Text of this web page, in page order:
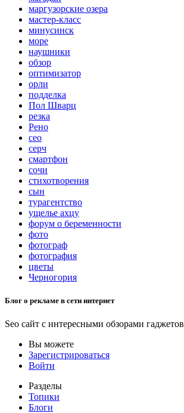
маргузорские озера
мастер-класс
минусинск
море
наушники
обзор
оптимизатор
орли
подделка
Пол Шварц
резка
Рено
сео
серч
смартфон
сочи
стихотворения
сын
турагентство
ущелье ахцу
форум о беременности
фото
фотограф
фотография
цветы
Черногория
Блог о рекламе в сети интернет
Seo сайт с интересными обзорами гаджетов
Вы можете
Зарегистрироваться
Войти
Разделы
Топики
Блоги